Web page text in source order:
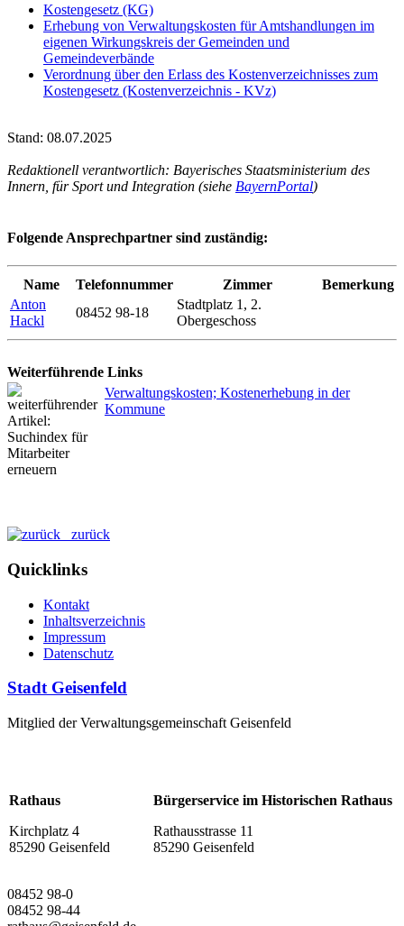
Kostengesetz (KG)
Erhebung von Verwaltungskosten für Amtshandlungen im
eigenen Wirkungskreis der Gemeinden und
Gemeindeverbände
Verordnung über den Erlass des Kostenverzeichnisses zum
Kostengesetz (Kostenverzeichnis - KVz)
Stand: 08.07.2025
Redaktionell verantwortlich: Bayerisches Staatsministerium des
Innern, für Sport und Integration (siehe BayernPortal)
Folgende Ansprechpartner sind zuständig:
Name Telefonnummer Zimmer
Bemerkung
Anton
Hackl
08452 98-18
Stadtplatz 1, 2.
Obergeschoss
Weiterführende Links
Verwaltungskosten; Kostenerhebung in der
Kommune
zurück
Quicklinks
Kontakt
Inhaltsverzeichnis
Impressum
Datenschutz
Stadt Geisenfeld
Mitglied der Verwaltungsgemeinschaft Geisenfeld
Rathaus
Kirchplatz 4
85290 Geisenfeld
Bürgerservice im Historischen Rathaus
Rathausstrasse 11
85290 Geisenfeld
08452 98-0
08452 98-44